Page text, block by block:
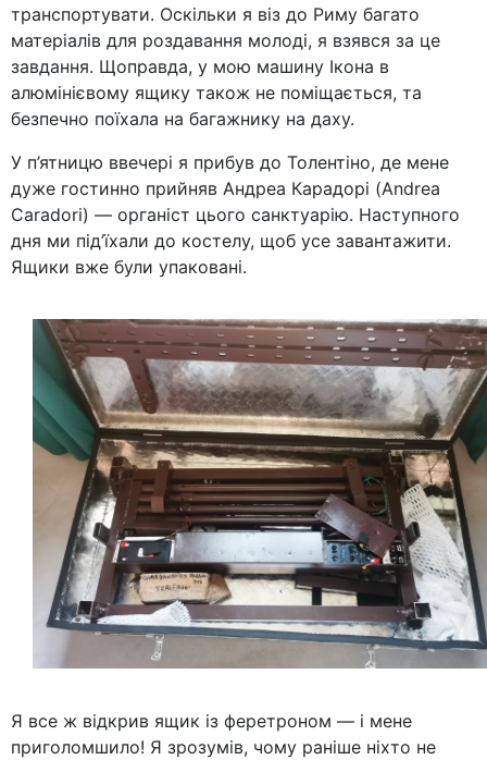
транспортувати. Оскільки я віз до Риму багато
матеріалів для роздавання молоді, я взявся за це
завдання. Щоправда, у мою машину Ікона в
алюмінієвому ящику також не поміщається, та
безпечно поїхала на багажнику на даху.
У п’ятницю ввечері я прибув до Толентіно, де мене
дуже гостинно прийняв Андреа Карадорі (Andrea
Caradori) — органіст цього санктуарію. Наступного
дня ми під’їхали до костелу, щоб усе завантажити.
Ящики вже були упаковані.
Я все ж відкрив ящик із феретроном — і мене
приголомшило! Я зрозумів, чому раніше ніхто не